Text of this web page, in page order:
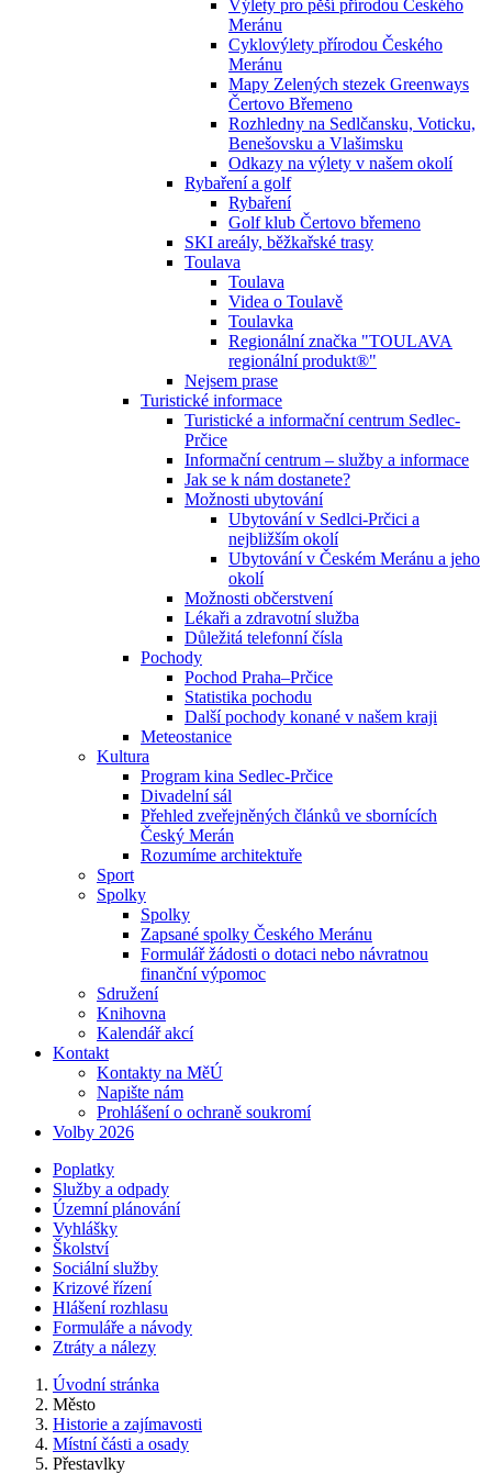
Výlety pro pěší přírodou Českého
Meránu
Cyklovýlety přírodou Českého
Meránu
Mapy Zelených stezek Greenways
Čertovo Břemeno
Rozhledny na Sedlčansku, Voticku,
Benešovsku a Vlašimsku
Odkazy na výlety v našem okolí
Rybaření a golf
Rybaření
Golf klub Čertovo břemeno
SKI areály, běžkařské trasy
Toulava
Toulava
Videa o Toulavě
Toulavka
Regionální značka "TOULAVA
regionální produkt®"
Nejsem prase
Turistické informace
Turistické a informační centrum Sedlec-
Prčice
Informační centrum – služby a informace
Jak se k nám dostanete?
Možnosti ubytování
Ubytování v Sedlci-Prčici a
nejbližším okolí
Ubytování v Českém Meránu a jeho
okolí
Možnosti občerstvení
Lékaři a zdravotní služba
Důležitá telefonní čísla
Pochody
Pochod Praha–Prčice
Statistika pochodu
Další pochody konané v našem kraji
Meteostanice
Kultura
Program kina Sedlec-Prčice
Divadelní sál
Přehled zveřejněných článků ve sbornících
Český Merán
Rozumíme architektuře
Sport
Spolky
Spolky
Zapsané spolky Českého Meránu
Formulář žádosti o dotaci nebo návratnou
finanční výpomoc
Sdružení
Knihovna
Kalendář akcí
Kontakt
Kontakty na MěÚ
Napište nám
Prohlášení o ochraně soukromí
Volby 2026
Poplatky
Služby a odpady
Územní plánování
Vyhlášky
Školství
Sociální služby
Krizové řízení
Hlášení rozhlasu
Formuláře a návody
Ztráty a nálezy
Úvodní stránka
Město
Historie a zajímavosti
Místní části a osady
Přestavlky